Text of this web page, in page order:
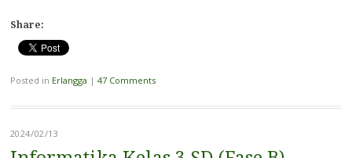
Share:
Posted in Erlangga | 47 Comments
2024/02/13